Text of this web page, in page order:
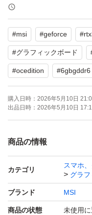
自作PCのパーツ構成を
取り外す直前まで正常
主にマインクラフトな
イニングや高負荷な作
■状態
簡易清掃済みです。
メーカー：MSI
チップ：NVIDIA
メモリ：6GB GDDR6
補助電源：不要
出力端子：HDMI、
#msi #geforce #
#グラフィックボード
#ocedition #6gbgddr6
購入日時： 2026年5月10日
出品日時： 2026年5月10日
商品の情報
カテゴリ
スマホ
グラ
ブランド MSI
商品の状態 未使用